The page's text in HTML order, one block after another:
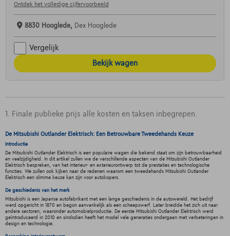
Ontdek het volledige cijfervoorbeeld
8830 Hooglede, Dex Hooglede
Vergelijk
Bekijk wagen
1. Finale publieke prijs alle kosten en taksen inbegrepen.
De Mitsubishi Outlander Elektrisch: Een Betrouwbare Tweedehands Keuze
Introductie
De Mitsubishi Outlander Elektrisch is een populaire wagen die bekend staat om zijn betrouwbaarheid
en veelzijdigheid. In dit artikel zullen we de verschillende aspecten van de Mitsubishi Outlander
Elektrisch bespreken, van het interieur- en exterieurontwerp tot de prestaties en technologische
functies. We zullen ook kijken naar de redenen waarom een tweedehands Mitsubishi Outlander
Elektrisch een slimme keuze kan zijn voor autokopers.
De geschiedenis van het merk
Mitsubishi is een Japanse autofabrikant met een lange geschiedenis in de autowereld. Het bedrijf
werd opgericht in 1870 en begon aanvankelijk als een scheepswerf. Later breidde het zich uit naar
andere sectoren, waaronder automobielproductie. De eerste Mitsubishi Outlander Elektrisch werd
geïntroduceerd in 2010 en sindsdien heeft het model vele generaties ondergaan met verbeteringen in
design en technologie.